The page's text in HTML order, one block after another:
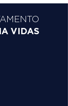
VIDAS